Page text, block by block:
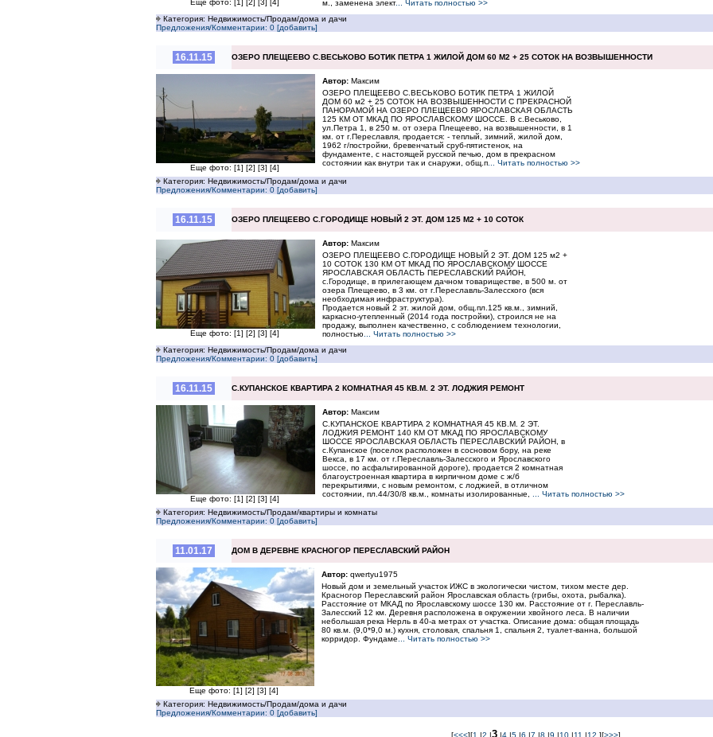
Еще фото: [1] [2] [3] [4]
м., заменена элект... Читать полностью >>
Категория: Недвижимость/Продам/дома и дачи
Предложения/Комментарии: 0 [добавить]
16.11.15 ОЗЕРО ПЛЕЩЕЕВО С.ВЕСЬКОВО БОТИК ПЕТРА 1 ЖИЛОЙ ДОМ 60 М2 + 25 СОТОК НА ВОЗВЫШЕННОСТИ
Еще фото: [1] [2] [3] [4]
Автор: Максим
ОЗЕРО ПЛЕЩЕЕВО С.ВЕСЬКОВО БОТИК ПЕТРА 1 ЖИЛОЙ
ДОМ 60 м2 + 25 СОТОК НА ВОЗВЫШЕННОСТИ С ПРЕКРАСНОЙ
ПАНОРАМОЙ НА ОЗЕРО ПЛЕЩЕЕВО ЯРОСЛАВСКАЯ ОБЛАСТЬ
125 КМ ОТ МКАД ПО ЯРОСЛАВСКОМУ ШОССЕ. В с.Веськово,
ул.Петра 1, в 250 м. от озера Плещеево, на возвышенности, в 1
км. от г.Переславля, продается: - теплый, зимний, жилой дом,
1962 г/постройки, бревенчатый сруб-пятистенок, на
фундаменте, с настоящей русской печью, дом в прекрасном
состоянии как внутри так и снаружи, общ.п ... Читать полностью >>
Категория: Недвижимость/Продам/дома и дачи
Предложения/Комментарии: 0 [добавить]
16.11.15 ОЗЕРО ПЛЕЩЕЕВО С.ГОРОДИЩЕ НОВЫЙ 2 ЭТ. ДОМ 125 М2 + 10 СОТОК
Еще фото: [1] [2] [3] [4]
Автор: Максим
ОЗЕРО ПЛЕЩЕЕВО С.ГОРОДИЩЕ НОВЫЙ 2 ЭТ. ДОМ 125 м2 +
10 СОТОК 130 КМ ОТ МКАД ПО ЯРОСЛАВСКОМУ ШОССЕ
ЯРОСЛАВСКАЯ ОБЛАСТЬ ПЕРЕСЛАВСКИЙ РАЙОН,
с.Городище, в прилегающем дачном товариществе, в 500 м. от
озера Плещеево, в 3 км. от г.Переславль-Залесского (вся
необходимая инфраструктура).
Продается новый 2 эт. жилой дом, общ.пл.125 кв.м., зимний,
каркасно-утепленный (2014 года постройки), строился не на
продажу, выполнен качественно, с соблюдением технологии,
полностью ... Читать полностью >>
Категория: Недвижимость/Продам/дома и дачи
Предложения/Комментарии: 0 [добавить]
16.11.15 С.КУПАНСКОЕ КВАРТИРА 2 КОМНАТНАЯ 45 КВ.М. 2 ЭТ. ЛОДЖИЯ РЕМОНТ
Еще фото: [1] [2] [3] [4]
Автор: Максим
С.КУПАНСКОЕ КВАРТИРА 2 КОМНАТНАЯ 45 КВ.М. 2 ЭТ.
ЛОДЖИЯ РЕМОНТ 140 КМ ОТ МКАД ПО ЯРОСЛАВСКОМУ
ШОССЕ ЯРОСЛАВСКАЯ ОБЛАСТЬ ПЕРЕСЛАВСКИЙ РАЙОН, в
с.Купанское (поселок расположен в сосновом бору, на реке
Векса, в 17 км. от г.Переславль-Залесского и Ярославского
шоссе, по асфальтированной дороге), продается 2 комнатная
благоустроенная квартира в кирпичном доме с ж/б
перекрытиями, с новым ремонтом, с лоджией, в отличном
состоянии, пл.44/30/8 кв.м., комнаты изолированные,
... Читать полностью >>
Категория: Недвижимость/Продам/квартиры и комнаты
Предложения/Комментарии: 0 [добавить]
11.01.17 ДОМ В ДЕРЕВНЕ КРАСНОГОР ПЕРЕСЛАВСКИЙ РАЙОН
Еще фото: [1] [2] [3] [4]
Автор: qwertyu1975
Новый дом и земельный участок ИЖС в экологически чистом, тихом месте дер.
Красногор Переславский район Ярославская область (грибы, охота, рыбалка).
Расстояние от МКАД по Ярославскому шоссе 130 км. Расстояние от г. Переславль-
Залесский 12 км. Деревня расположена в окружении хвойного леса. В наличии
небольшая река Нерль в 40-а метрах от участка. Описание дома: общая площадь
80 кв.м. (9,0*9,0 м.) кухня, столовая, спальня 1, спальня 2, туалет-ванна, большой
корридор. Фундаме ... Читать полностью >>
Категория: Недвижимость/Продам/дома и дачи
Предложения/Комментарии: 0 [добавить]
[<<<][1 |2 |3 |4 |5 |6 |7 |8 |9 |10 |11 |12 ][>>>]